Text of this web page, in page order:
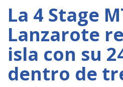
La 4 Stage
Lanzarote
isla con su
dentro de